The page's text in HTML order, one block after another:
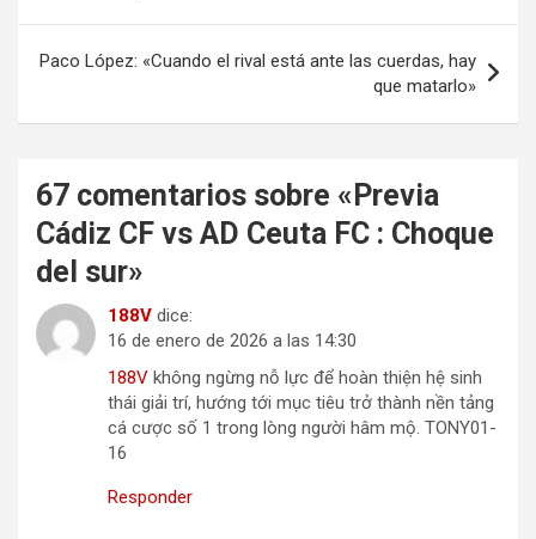
entradas
Paco López: «Cuando el rival está ante las cuerdas, hay
que matarlo»
67 comentarios sobre « Previa
Cádiz CF vs AD Ceuta FC : Choque
del sur»
188V dice:
16 de enero de 2026 a las 14:30
188V không ngừng nỗ lực để hoàn thiện hệ sinh
thái giải trí, hướng tới mục tiêu trở thành nền tảng
cá cược số 1 trong lòng người hâm mộ. TONY01-
16
Responder